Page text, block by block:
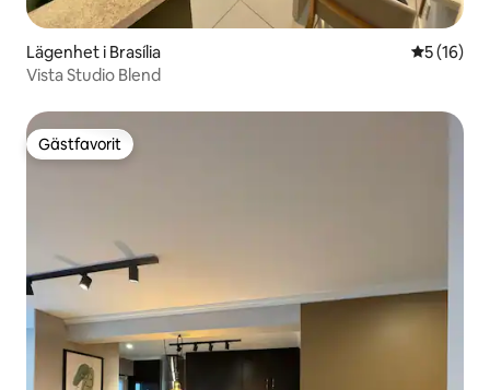
Lägenhet i Brasília 5 av 5 i
5 (16)
Vista Studio Blend
Gästfavorit
Gästfavorit